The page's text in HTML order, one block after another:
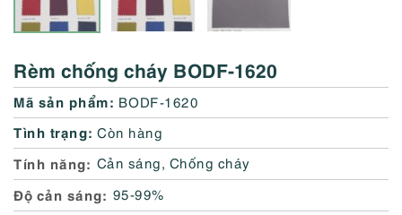
Rèm chống cháy BODF-1620
Mã sản phẩm: BODF-1620
Tình trạng: Còn hàng
Tính năng Cản sáng, Chống cháy
Độ cản sáng 95-99%